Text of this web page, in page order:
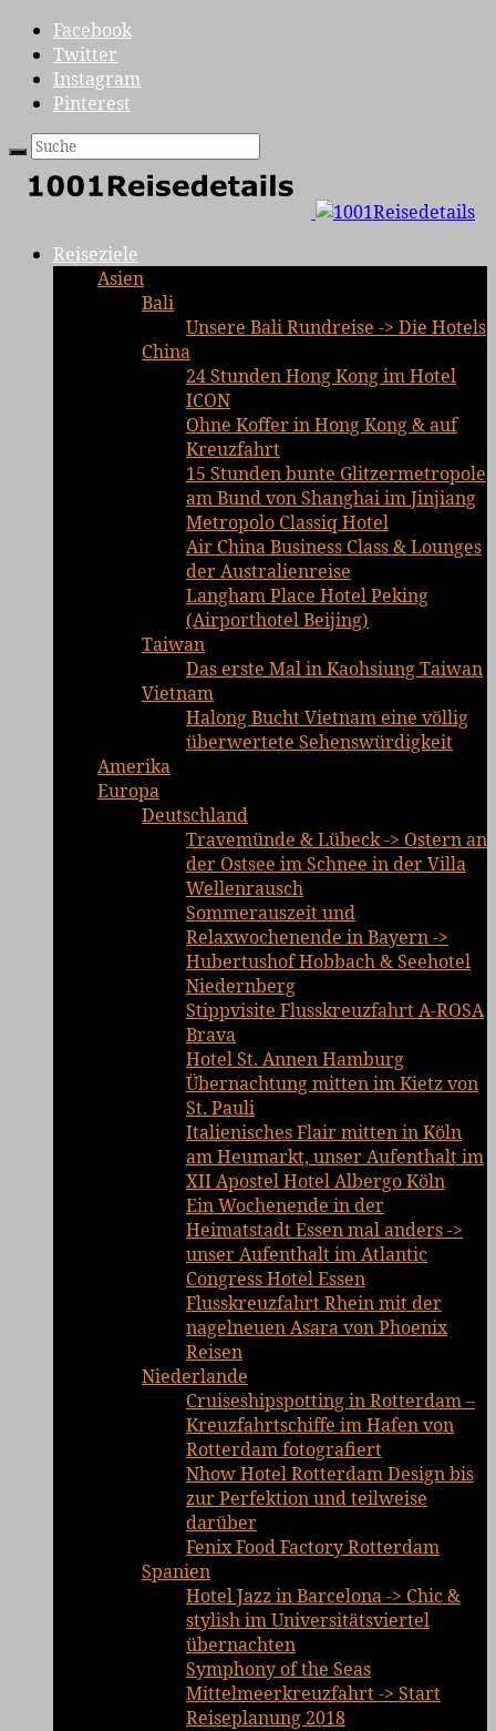
Facebook
Twitter
Instagram
Pinterest
Reiseziele
Asien
Bali
Unsere Bali Rundreise -> Die Hotels
China
24 Stunden Hong Kong im Hotel
ICON
Ohne Koffer in Hong Kong & auf
Kreuzfahrt
15 Stunden bunte Glitzermetropole
am Bund von Shanghai im Jinjiang
Metropolo Classiq Hotel
Air China Business Class & Lounges
der Australienreise
Langham Place Hotel Peking
(Airporthotel Beijing)
Taiwan
Das erste Mal in Kaohsiung Taiwan
Vietnam
Halong Bucht Vietnam eine völlig
überwertete Sehenswürdigkeit
Amerika
Europa
Deutschland
Travemünde & Lübeck -> Ostern an
der Ostsee im Schnee in der Villa
Wellenrausch
Sommerauszeit und
Relaxwochenende in Bayern ->
Hubertushof Hobbach & Seehotel
Niedernberg
Stippvisite Flusskreuzfahrt A-ROSA
Brava
Hotel St. Annen Hamburg
Übernachtung mitten im Kietz von
St. Pauli
Italienisches Flair mitten in Köln
am Heumarkt, unser Aufenthalt im
XII Apostel Hotel Albergo Köln
Ein Wochenende in der
Heimatstadt Essen mal anders ->
unser Aufenthalt im Atlantic
Congress Hotel Essen
Flusskreuzfahrt Rhein mit der
nagelneuen Asara von Phoenix
Reisen
Niederlande
Cruiseshipspotting in Rotterdam –
Kreuzfahrtschiffe im Hafen von
Rotterdam fotografiert
Nhow Hotel Rotterdam Design bis
zur Perfektion und teilweise
darüber
Fenix Food Factory Rotterdam
Spanien
Hotel Jazz in Barcelona -> Chic &
stylish im Universitätsviertel
übernachten
Symphony of the Seas
Mittelmeerkreuzfahrt -> Start
Reiseplanung 2018